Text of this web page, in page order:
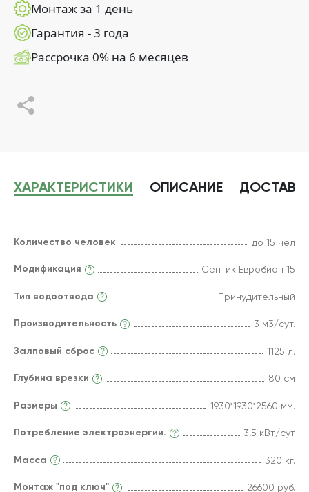
Монтаж за 1 день
Гарантия - 3 года
Рассрочка 0% на 6 месяцев
ХАРАКТЕРИСТИКИ ОПИСАНИЕ
Количество человек до 15 чел
Модификация Септик Евробион 15
Тип водоотвода Принудительный
Производительность 3 м3/сут.
Залповый сброс 1125 л.
Глубина врезки 80 см
Размеры 1930*1930*2560 мм.
Потребление электроэнергии. 3,5 кВт/сут
Масса 320 кг.
Монтаж "под ключ" 26600 руб.